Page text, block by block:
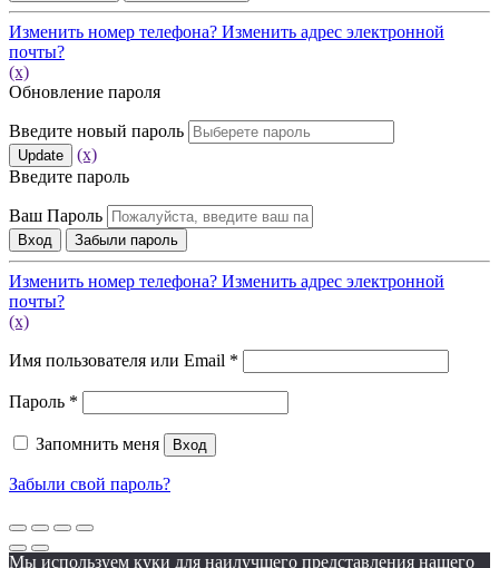
Изменить номер телефона? Изменить адрес электронной
почты?
(x)
Обновление пароля
Введите новый пароль
Update
(x)
Введите пароль
Ваш Пароль
Вход Забыли пароль
Изменить номер телефона? Изменить адрес электронной
почты?
(x)
Имя пользователя или Email *
Пароль *
Запомнить меня Вход
Забыли свой пароль?
Мы используем куки для наилучшего представления нашего